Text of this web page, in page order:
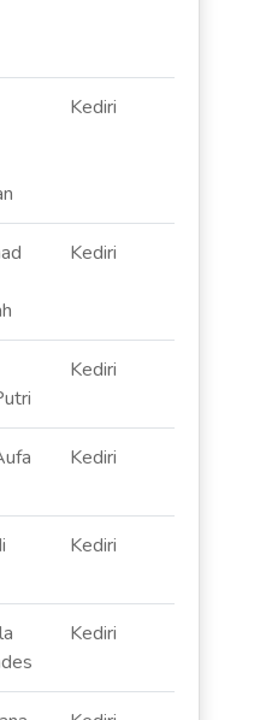
Kediri
Kediri
Kediri
Kediri
Kediri
Kediri